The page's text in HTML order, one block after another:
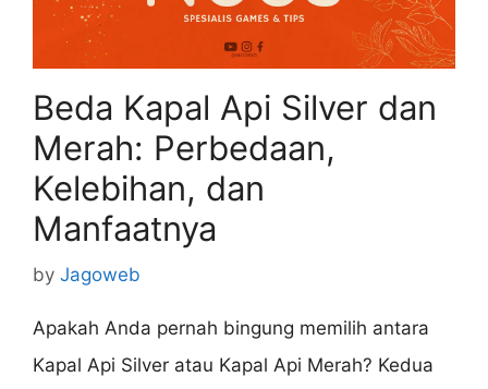
Beda Kapal Api Silver dan
Merah: Perbedaan,
Kelebihan, dan
Manfaatnya
by Jagoweb
Apakah Anda pernah bingung memilih antara
Kapal Api Silver atau Kapal Api Merah? Kedua